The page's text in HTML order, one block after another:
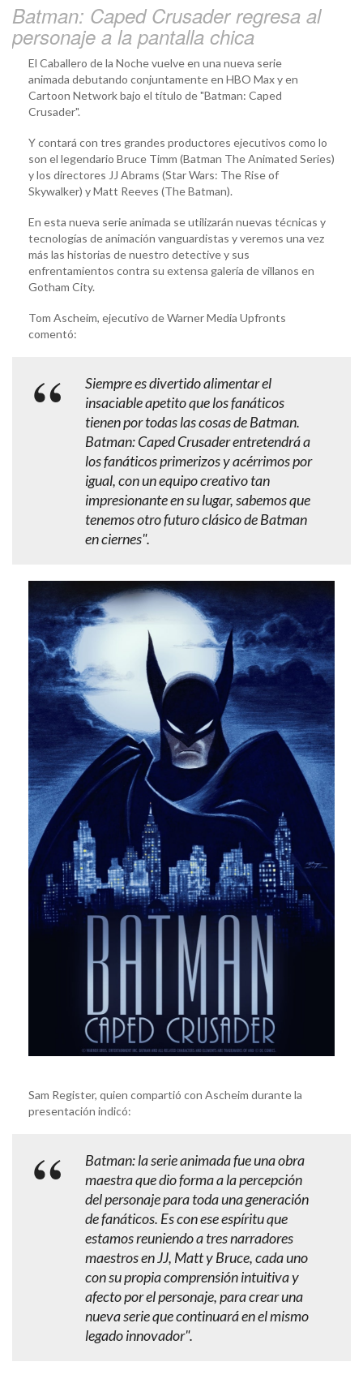
Batman: Caped Crusader regresa al
personaje a la pantalla chica
El Caballero de la Noche vuelve en una nueva serie
animada debutando conjuntamente en HBO Max y en
Cartoon Network bajo el título de "Batman: Caped
Crusader".
Y contará con tres grandes productores ejecutivos como lo
son el legendario Bruce Timm (Batman The Animated Series)
y los directores JJ Abrams (Star Wars: The Rise of
Skywalker) y Matt Reeves (The Batman).
En esta nueva serie animada se utilizarán nuevas técnicas y
tecnologías de animación vanguardistas y veremos una vez
más las historias de nuestro detective y sus
enfrentamientos contra su extensa galería de villanos en
Gotham City.
Tom Ascheim, ejecutivo de Warner Media Upfronts
comentó:
Siempre es divertido alimentar el
insaciable apetito que los fanáticos
tienen por todas las cosas de Batman.
Batman: Caped Crusader entretendrá a
los fanáticos primerizos y acérrimos por
igual, con un equipo creativo tan
impresionante en su lugar, sabemos que
tenemos otro futuro clásico de Batman
en ciernes".
Sam Register, quien compartió con Ascheim durante la
presentación indicó:
Batman: la serie animada fue una obra
maestra que dio forma a la percepción
del personaje para toda una generación
de fanáticos. Es con ese espíritu que
estamos reuniendo a tres narradores
maestros en JJ, Matt y Bruce, cada uno
con su propia comprensión intuitiva y
afecto por el personaje, para crear una
nueva serie que continuará en el mismo
legado innovador".